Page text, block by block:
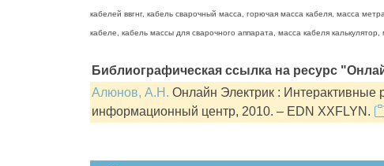
кабелей ввгнг, кабель сварочный масса, горючая масса кабеля, масса
кабеле, кабель массы для сварочного аппарата, масса кабеля
Библиографическая ссылка на ресурс
Алюнов, А.Н. Онлайн Электрик : Интерактивные
информационный центр, 2010. – EDN XXFLYN.